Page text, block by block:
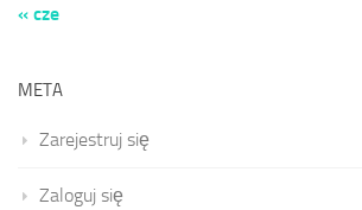
« cze
META
Zarejestruj się
Zaloguj się